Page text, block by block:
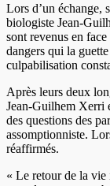
Lors d’un échange,
biologiste Jean-
sont revenus en
dangers qui la
culpabilisation
Après leurs deux
Jean-Guilhem Xerri
des questions des
assomptionniste.
réaffirmés.
« Le retour de la vie